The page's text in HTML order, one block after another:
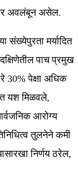
अवलंबून असेल.
संख्येपुरता मर्यादित
पाच प्रमुख
30% पेक्षा अधिक
यश मिळवले,
आरोग्य
तुलनेने कमी
निर्णय ठरेल,